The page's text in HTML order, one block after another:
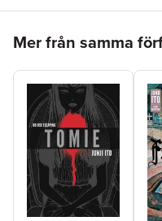
Mer från samma